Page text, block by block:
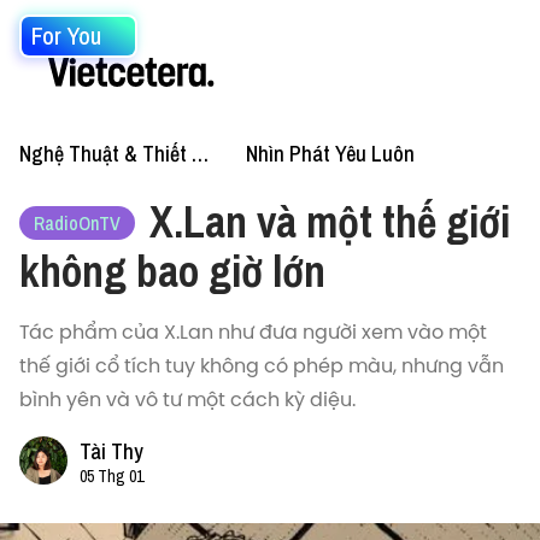
For You
Nghệ Thuật & Thiết Kế Nhìn Phát Yêu Luôn
RadioOnTV
X.Lan và một thế giới
không bao giờ lớn
Tác phẩm của X.Lan như đưa người xem vào một
thế giới cổ tích tuy không có phép màu, nhưng vẫn
bình yên và vô tư một cách kỳ diệu.
Tài Thy
05 Thg 01